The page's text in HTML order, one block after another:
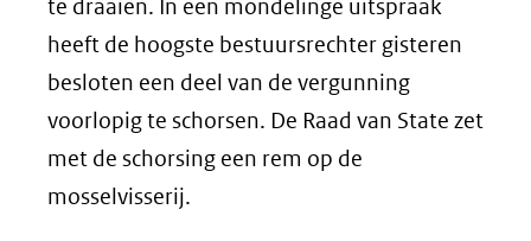
te draaien. In een mondelinge uitspraak
heeft de hoogste bestuursrechter gisteren
besloten een deel van de vergunning
voorlopig te schorsen. De Raad van State zet
met de schorsing een rem op de
mosselvisserij.